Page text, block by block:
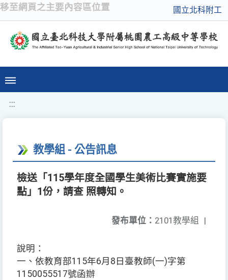
移至網頁之主要內容區位置 國立北科附工
:::
教學組 - 公告訊息
檢送「115學年度全國學生美術比賽實施要
點」1份，請查 照轉知。
發布單位： 2101教學組 |
說明：
一、依教育部115年6月8日臺教師(一)字第
1150055517號函辦